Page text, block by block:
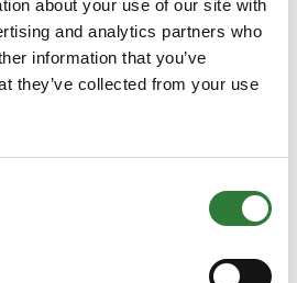
about your use of our site with
and analytics partners who
information that you’ve
they’ve collected from your use